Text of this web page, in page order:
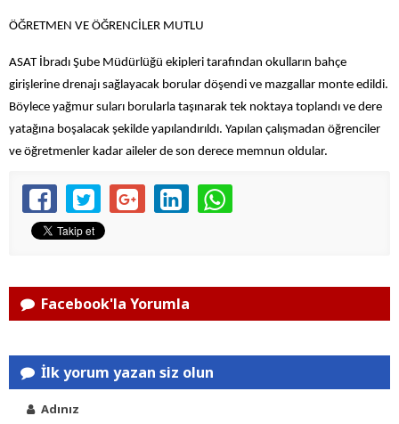
ÖĞRETMEN VE ÖĞRENCİLER MUTLU
ASAT İbradı Şube Müdürlüğü ekipleri tarafından okulların bahçe
girişlerine drenajı sağlayacak borular döşendi ve mazgallar monte edildi.
Böylece yağmur suları borularla taşınarak tek noktaya toplandı ve dere
yatağına boşalacak şekilde yapılandırıldı. Yapılan çalışmadan öğrenciler
ve öğretmenler kadar aileler de son derece memnun oldular.
Facebook'la Yorumla
İlk yorum yazan siz olun
Adınız